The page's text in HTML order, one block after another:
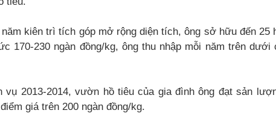
năm kiên trì tích góp mở rộng diện tích, ông sở hữu đến 25
170-230 ngàn đồng/kg, ông thu nhập mỗi năm trên
vụ 2013-2014, vườn hồ tiêu của gia đình ông đạt sản
giá trên 200 ngàn đồng/kg.